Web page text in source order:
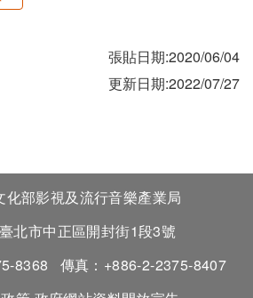
張貼日期:2020/06/04
更新日期:2022/07/27
部影視及流行音樂產業局
北市中正區開封街1段3號
8368
傳真：+886-2-2375-8407